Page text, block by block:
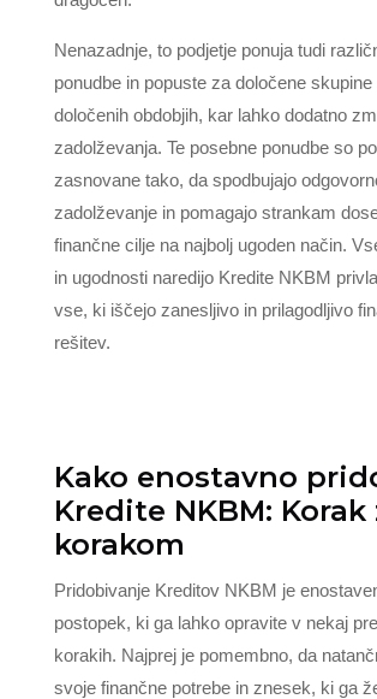
Nenazadnje, to podjetje ponuja tudi
ponudbe in popuste za določene
določenih obdobjih, kar lahko dodatno
zadolževanja. Te posebne ponudbe so
zasnovane tako, da spodbujajo
zadolževanje in pomagajo strankam
finančne cilje na najbolj ugoden način.
in ugodnosti naredijo Kredite NKBM
vse, ki iščejo zanesljivo in prilagodljivo
rešitev.
Kako enostavno
Kredite NKBM: Korak
korakom
Pridobivanje Kreditov NKBM je
postopek, ki ga lahko opravite v nekaj
korakih. Najprej je pomembno, da
svoje finančne potrebe in znesek, ki ga